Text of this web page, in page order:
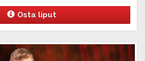
Osta liput